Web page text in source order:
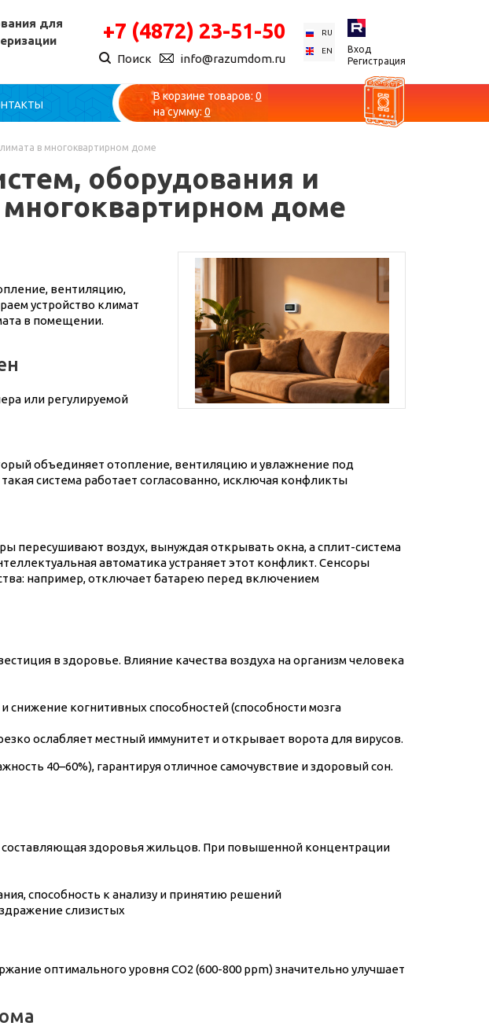
для
+7 (4872) 23-51-50
info@razumdom.ru
Поиск
RU
EN
Вход
Регистрация
В корзине товаров: 0
на сумму: 0
в многоквартирном доме
оборудования и
доме
вентиляцию,
устройство климат
в помещении.
или регулируемой
объединяет отопление, вентиляцию и увлажнение под
система работает согласованно, исключая конфликты
пересушивают воздух, вынуждая открывать окна, а сплит-система
автоматика устраняет этот конфликт. Сенсоры
например, отключает батарею перед включением
в здоровье. Влияние качества воздуха на организм человека
когнитивных способностей (способности мозга
ослабляет местный иммунитет и открывает ворота для вирусов.
40–60%), гарантируя отличное самочувствие и здоровый сон.
составляющая здоровья жильцов. При повышенной концентрации
способность к анализу и принятию решений
слизистых
оптимального уровня CO2 (600-800 ppm) значительно улучшает